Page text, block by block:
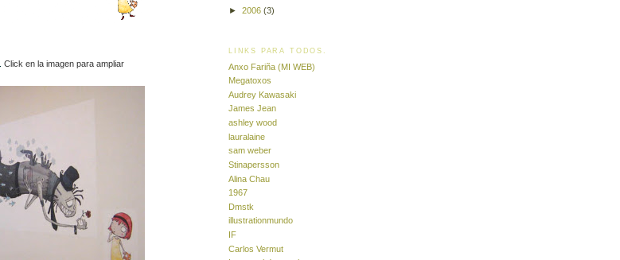
Click en la imagen para ampliar
► 2006 (3)
LINKS PARA TODOS.
Anxo Fariña (MI WEB)
Megatoxos
Audrey Kawasaki
James Jean
ashley wood
lauralaine
sam weber
Stinapersson
Alina Chau
1967
Dmstk
illustrationmundo
IF
Carlos Vermut